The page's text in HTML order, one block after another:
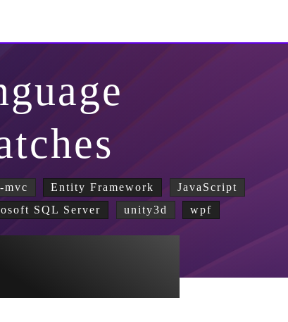
mvc Entity Framework
JavaScript
SQL Server unity3d wpf